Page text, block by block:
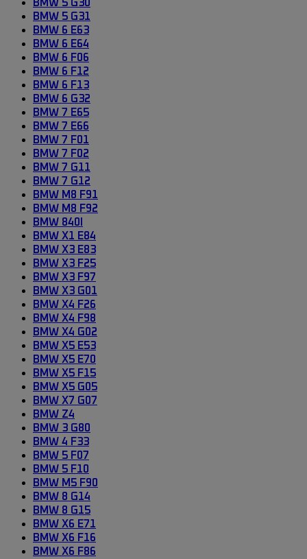
BMW 5 G30
BMW 5 G31
BMW 6 E63
BMW 6 E64
BMW 6 F06
BMW 6 F12
BMW 6 F13
BMW 6 G32
BMW 7 E65
BMW 7 E66
BMW 7 F01
BMW 7 F02
BMW 7 G11
BMW 7 G12
BMW M8 F91
BMW M8 F92
BMW 840I
BMW X1 E84
BMW X3 E83
BMW X3 F25
BMW X3 F97
BMW X3 G01
BMW X4 F26
BMW X4 F98
BMW X4 G02
BMW X5 E53
BMW X5 E70
BMW X5 F15
BMW X5 G05
BMW X7 G07
BMW Z4
BMW 3 G80
BMW 4 F33
BMW 5 F07
BMW 5 F10
BMW M5 F90
BMW 8 G14
BMW 8 G15
BMW X6 E71
BMW X6 F16
BMW X6 F86